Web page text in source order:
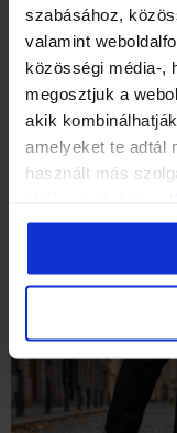
szabásához,
valamint
közösségi média-,
megosztjuk a
akik
amelyeket te adtál
használt más
Popis
Hodnocení
GPSR
MOHLO BY VÁS